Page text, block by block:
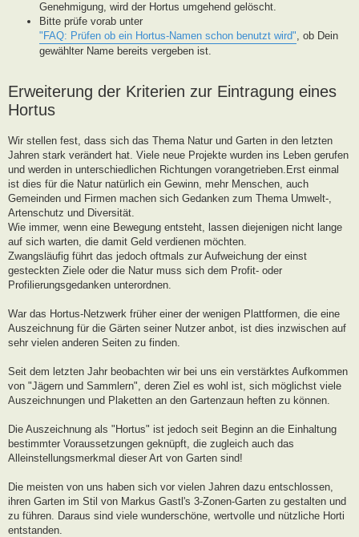
Genehmigung, wird der Hortus umgehend gelöscht.
Bitte prüfe vorab unter
"FAQ: Prüfen ob ein Hortus-Namen schon benutzt wird", ob Dein
gewählter Name bereits vergeben ist.
Erweiterung der Kriterien zur Eintragung eines
Hortus
Wir stellen fest, dass sich das Thema Natur und Garten in den letzten
Jahren stark verändert hat. Viele neue Projekte wurden ins Leben gerufen
und werden in unterschiedlichen Richtungen vorangetrieben.Erst einmal
ist dies für die Natur natürlich ein Gewinn, mehr Menschen, auch
Gemeinden und Firmen machen sich Gedanken zum Thema Umwelt-,
Artenschutz und Diversität.
Wie immer, wenn eine Bewegung entsteht, lassen diejenigen nicht lange
auf sich warten, die damit Geld verdienen möchten.
Zwangsläufig führt das jedoch oftmals zur Aufweichung der einst
gesteckten Ziele oder die Natur muss sich dem Profit- oder
Profilierungsgedanken unterordnen.
War das Hortus-Netzwerk früher einer der wenigen Plattformen, die eine
Auszeichnung für die Gärten seiner Nutzer anbot, ist dies inzwischen auf
sehr vielen anderen Seiten zu finden.
Seit dem letzten Jahr beobachten wir bei uns ein verstärktes Aufkommen
von "Jägern und Sammlern", deren Ziel es wohl ist, sich möglichst viele
Auszeichnungen und Plaketten an den Gartenzaun heften zu können.
Die Auszeichnung als "Hortus" ist jedoch seit Beginn an die Einhaltung
bestimmter Voraussetzungen geknüpft, die zugleich auch das
Alleinstellungsmerkmal dieser Art von Garten sind!
Die meisten von uns haben sich vor vielen Jahren dazu entschlossen,
ihren Garten im Stil von Markus Gastl's 3-Zonen-Garten zu gestalten und
zu führen. Daraus sind viele wunderschöne, wertvolle und nützliche Horti
entstanden.